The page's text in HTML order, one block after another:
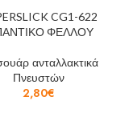
CG1-622
ΦΕΛΛΟΥ
ανταλλακτικά
Πνευστών
2,80€